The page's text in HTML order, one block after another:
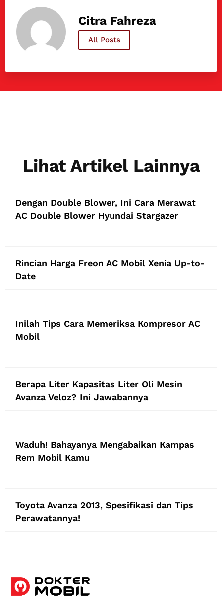
Citra Fahreza
All Posts
Lihat Artikel Lainnya
Dengan Double Blower, Ini Cara Merawat
AC Double Blower Hyundai Stargazer
Rincian Harga Freon AC Mobil Xenia Up-to-
Date
Inilah Tips Cara Memeriksa Kompresor AC
Mobil
Berapa Liter Kapasitas Liter Oli Mesin
Avanza Veloz? Ini Jawabannya
Waduh! Bahayanya Mengabaikan Kampas
Rem Mobil Kamu
Toyota Avanza 2013, Spesifikasi dan Tips
Perawatannya!